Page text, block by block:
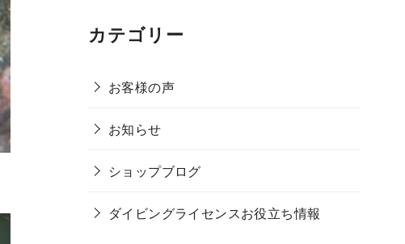
カテゴリー
お客様の声
お知らせ
ショップブログ
ダイビングライセンスお役立ち情報